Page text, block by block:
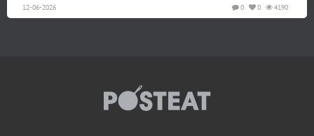
12-06-2026 4190
0
0